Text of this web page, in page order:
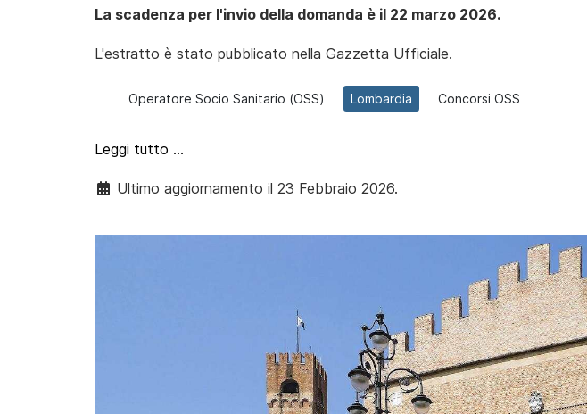
La scadenza per l'invio della domanda è il 22 marzo 2026.
L'estratto è stato pubblicato nella Gazzetta Ufficiale.
Operatore Socio Sanitario (OSS) Lombardia Concorsi OSS
Leggi tutto …
Ultimo aggiornamento il 23 Febbraio 2026.